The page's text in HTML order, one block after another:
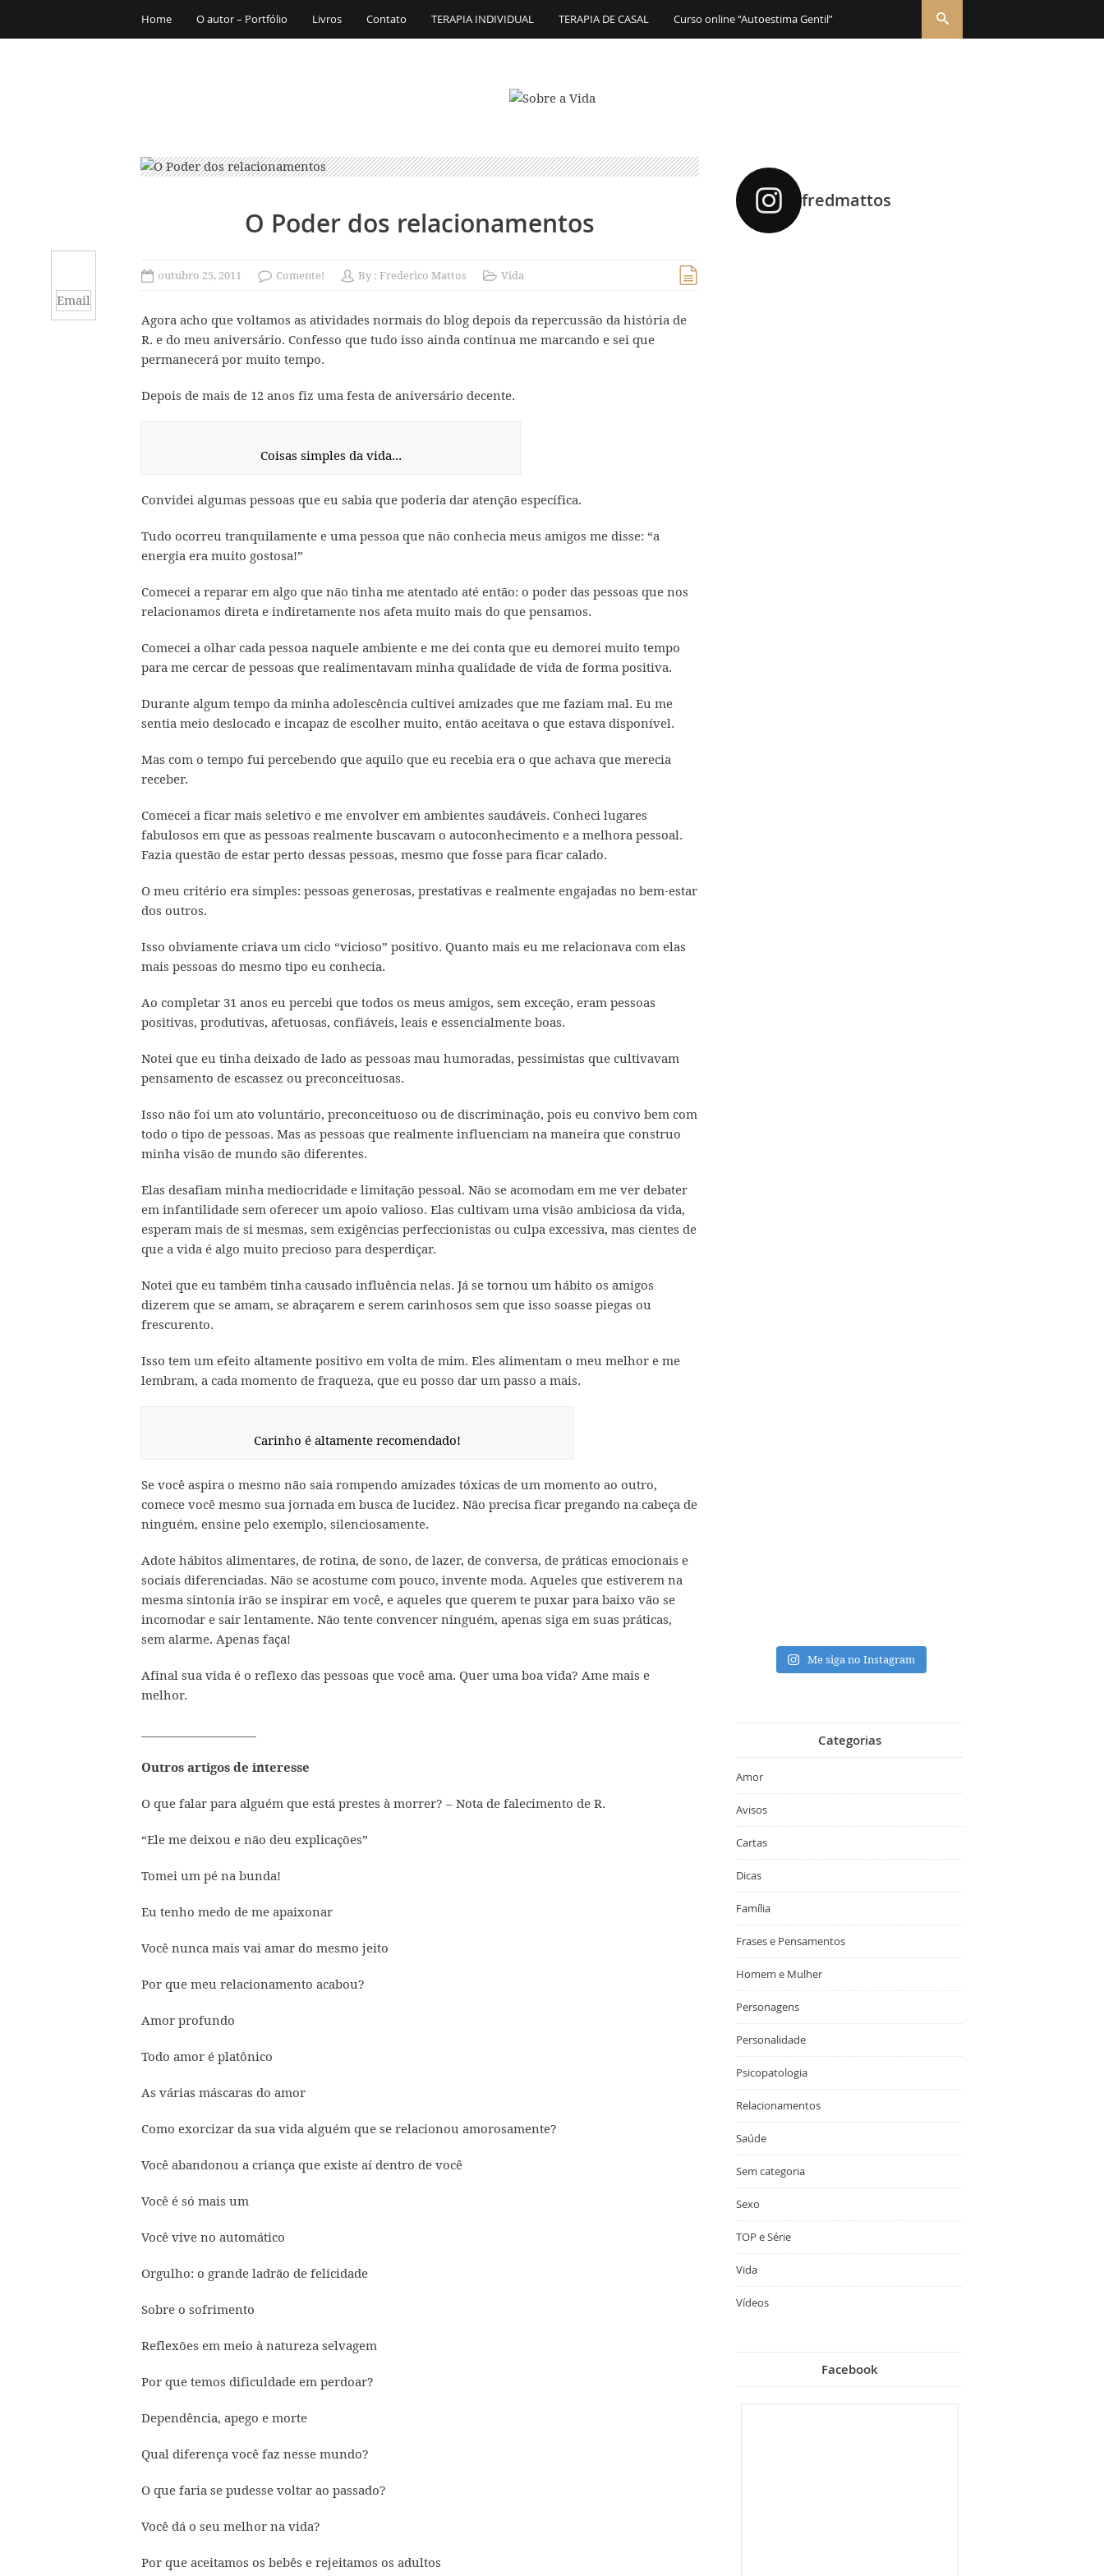
Home O autor – Portfólio Livros Contato TERAPIA INDIVIDUAL TERAPIA DE CASAL Curso online “Autoestima Gentil”
O Poder dos relacionamentos
outubro 25, 2011 Comente! By : Frederico Mattos Vida
Agora acho que voltamos as atividades normais do blog depois da repercussão da história de
R. e do meu aniversário. Confesso que tudo isso ainda continua me marcando e sei que
permanecerá por muito tempo.
Depois de mais de 12 anos fiz uma festa de aniversário decente.
Coisas simples da vida...
Convidei algumas pessoas que eu sabia que poderia dar atenção específica.
Tudo ocorreu tranquilamente e uma pessoa que não conhecia meus amigos me disse: “a
energia era muito gostosa!”
Comecei a reparar em algo que não tinha me atentado até então: o poder das pessoas que nos
relacionamos direta e indiretamente nos afeta muito mais do que pensamos.
Comecei a olhar cada pessoa naquele ambiente e me dei conta que eu demorei muito tempo
para me cercar de pessoas que realimentavam minha qualidade de vida de forma positiva.
Durante algum tempo da minha adolescência cultivei amizades que me faziam mal. Eu me
sentia meio deslocado e incapaz de escolher muito, então aceitava o que estava disponível.
Mas com o tempo fui percebendo que aquilo que eu recebia era o que achava que merecia
receber.
Comecei a ficar mais seletivo e me envolver em ambientes saudáveis. Conheci lugares
fabulosos em que as pessoas realmente buscavam o autoconhecimento e a melhora pessoal.
Fazia questão de estar perto dessas pessoas, mesmo que fosse para ficar calado.
O meu critério era simples: pessoas generosas, prestativas e realmente engajadas no bem-estar
dos outros.
Isso obviamente criava um ciclo “vicioso” positivo. Quanto mais eu me relacionava com elas
mais pessoas do mesmo tipo eu conhecia.
Ao completar 31 anos eu percebi que todos os meus amigos, sem exceção, eram pessoas
positivas, produtivas, afetuosas, confiáveis, leais e essencialmente boas.
Notei que eu tinha deixado de lado as pessoas mau humoradas, pessimistas que cultivavam
pensamento de escassez ou preconceituosas.
Isso não foi um ato voluntário, preconceituoso ou de discriminação, pois eu convivo bem com
todo o tipo de pessoas. Mas as pessoas que realmente influenciam na maneira que construo
minha visão de mundo são diferentes.
Elas desafiam minha mediocridade e limitação pessoal. Não se acomodam em me ver debater
em infantilidade sem oferecer um apoio valioso. Elas cultivam uma visão ambiciosa da vida,
esperam mais de si mesmas, sem exigências perfeccionistas ou culpa excessiva, mas cientes de
que a vida é algo muito precioso para desperdiçar.
Notei que eu também tinha causado influência nelas. Já se tornou um hábito os amigos
dizerem que se amam, se abraçarem e serem carinhosos sem que isso soasse piegas ou
frescurento.
Isso tem um efeito altamente positivo em volta de mim. Eles alimentam o meu melhor e me
lembram, a cada momento de fraqueza, que eu posso dar um passo a mais.
Carinho é altamente recomendado!
Se você aspira o mesmo não saia rompendo amizades tóxicas de um momento ao outro,
comece você mesmo sua jornada em busca de lucidez. Não precisa ficar pregando na cabeça de
ninguém, ensine pelo exemplo, silenciosamente.
Adote hábitos alimentares, de rotina, de sono, de lazer, de conversa, de práticas emocionais e
sociais diferenciadas. Não se acostume com pouco, invente moda. Aqueles que estiverem na
mesma sintonia irão se inspirar em você, e aqueles que querem te puxar para baixo vão se
incomodar e sair lentamente. Não tente convencer ninguém, apenas siga em suas práticas,
sem alarme. Apenas faça!
Afinal sua vida é o reflexo das pessoas que você ama. Quer uma boa vida? Ame mais e
melhor.
Outros artigos de interesse
O que falar para alguém que está prestes à morrer? – Nota de falecimento de R.
“Ele me deixou e não deu explicações”
Tomei um pé na bunda!
Eu tenho medo de me apaixonar
Você nunca mais vai amar do mesmo jeito
Por que meu relacionamento acabou?
Amor profundo
Todo amor é platônico
As várias máscaras do amor
Como exorcizar da sua vida alguém que se relacionou amorosamente?
Você abandonou a criança que existe aí dentro de você
Você é só mais um
Você vive no automático
Orgulho: o grande ladrão de felicidade
Sobre o sofrimento
Reflexões em meio à natureza selvagem
Por que temos dificuldade em perdoar?
Dependência, apego e morte
Qual diferença você faz nesse mundo?
O que faria se pudesse voltar ao passado?
Você dá o seu melhor na vida?
Por que aceitamos os bebês e rejeitamos os adultos
Email
fredmattos
Me siga no Instagram
Categorias
Amor
Avisos
Cartas
Dicas
Família
Frases e Pensamentos
Homem e Mulher
Personagens
Personalidade
Psicopatologia
Relacionamentos
Saúde
Sem categoria
Sexo
TOP e Série
Vida
Vídeos
Facebook